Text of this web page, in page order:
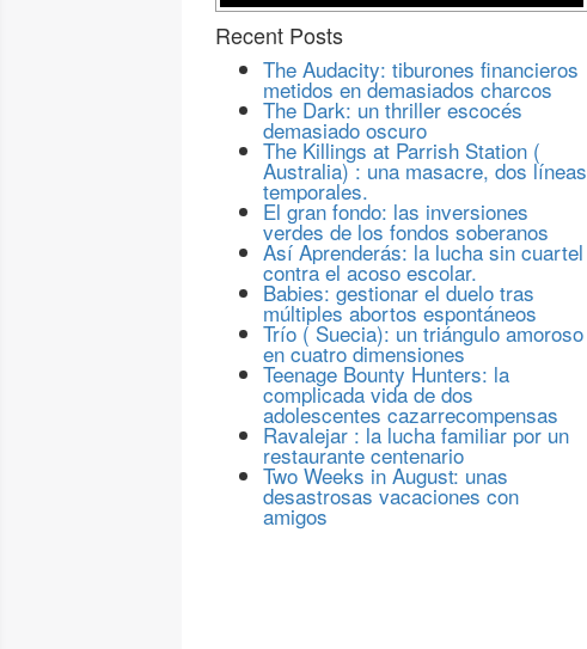
Recent Posts
The Audacity: tiburones financieros
metidos en demasiados charcos
The Dark: un thriller escocés
demasiado oscuro
The Killings at Parrish Station (
Australia) : una masacre, dos líneas
temporales.
El gran fondo: las inversiones
verdes de los fondos soberanos
Así Aprenderás: la lucha sin cuartel
contra el acoso escolar.
Babies: gestionar el duelo tras
múltiples abortos espontáneos
Trío ( Suecia): un triángulo amoroso
en cuatro dimensiones
Teenage Bounty Hunters: la
complicada vida de dos
adolescentes cazarrecompensas
Ravalejar : la lucha familiar por un
restaurante centenario
Two Weeks in August: unas
desastrosas vacaciones con
amigos